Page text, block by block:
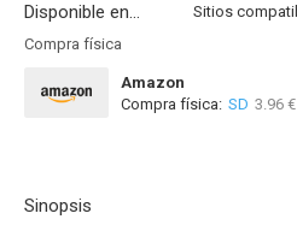
Disponible en...
Compra física
Amazon
Compra física: SD 3.96 €
Sinopsis